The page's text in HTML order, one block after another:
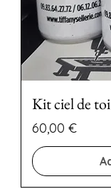
Kit ciel de
Preço
60,00 €